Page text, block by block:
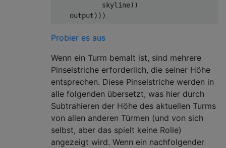
            skyline))
Probier es aus
Wenn ein Turm bemalt ist, sind mehrere
Pinselstriche erforderlich, die seiner Höhe
entsprechen. Diese Pinselstriche werden in
alle folgenden übersetzt, was hier durch
Subtrahieren der Höhe des aktuellen Turms
von allen anderen Türmen (und von sich
selbst, aber das spielt keine Rolle)
angezeigt wird. Wenn ein nachfolgender